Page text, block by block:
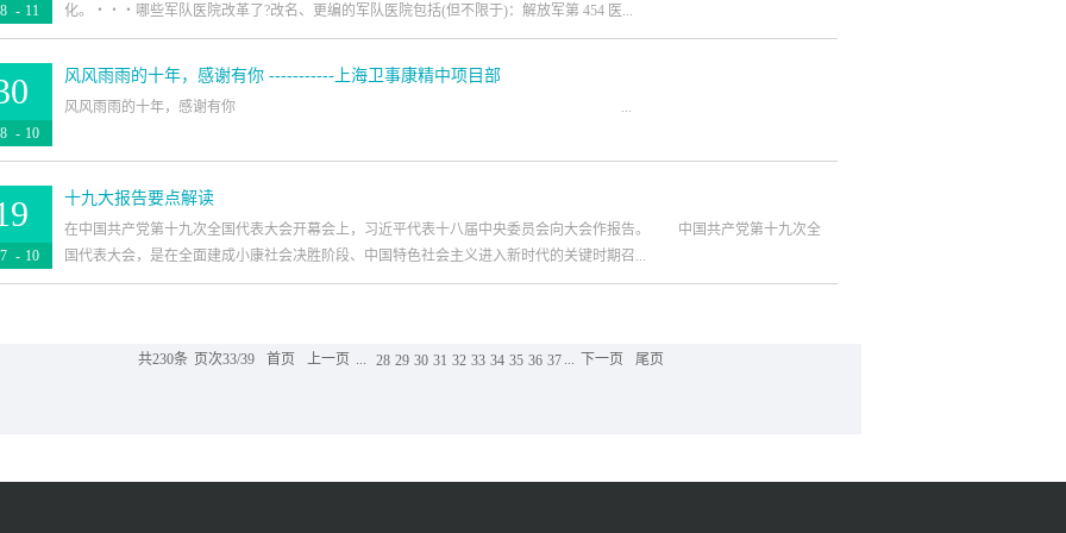
行刷洗，为病患及家属竖起一道防骚扰的屏障，还院区一个洁净的空...
家相聚在太平洋探索者号上。在当今世界经济风起云涌、风险挑战凸显的形势下，我们同在一条船上，一起谋划发展合
发展大变革大调整时期。经济全球化大潮滚滚向前，但保护主义、单边主义为世界经济增长蒙上了阴影。新科技革命和产
业变革蓄势待发，但增长新旧动能转换尚未完成。国际格局深刻演变，但发展失衡未有根本改观。全球治理体系加快变
有着亚太经合组织这样的成功故事。亚太经合组织的诞...
化。・・・哪些军队医院改革了?改名、更编的军队医院包括(但不限于)：解放军第 454 医...
放军安徽省军区、解放军陆军炮兵防空兵学院、解放军电子工程学院有门诊部。降级的军队医院包括：南京军区福州总医
动的军队医院包括：原 123 医院改称为解放军联勤保障部队 902 医院;杭州的解放军第 117 医院改称为解放军联勤保障部队
第 907 医院;成都军区昆明总医院改称为解放军联勤保障部队 920 医院;解放军白求恩国际和平医院改称为解放军联勤保障
部队 980 医院。陆军编制变动的军队医院包括：解放军第 60 医院改为 75 集团军医院;解放军第 89 医院改为陆军第 80 集团
- 11
风风雨雨的十年，感谢有你 -----------上海卫事康精中项目部
风风雨雨的十年，感谢有你 ...
-----------上海卫事康精中项目部 &#...
- 10
十九大报告要点解读
在中国共产党第十九次全国代表大会开幕会上，习近平代表十八届中央委员会向大会作报告。 中国共产党第十九次全
国代表大会，是在全面建成小康社会决胜阶段、中国特色社会主义进入新时代的关键时期召...
会，夺取新时代中国特色社会主义伟大胜利，为实现中华民族伟大复兴的中国梦不懈奋斗。■中国共产党人的初心和使
- 10
共230条 页次33/39 首页 上一页 ... 28 29 30 31 32 33 34 35 36 37 ... 下一页 尾页